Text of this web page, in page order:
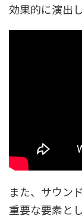
効果的に演出
また、サウン
重要な要素と